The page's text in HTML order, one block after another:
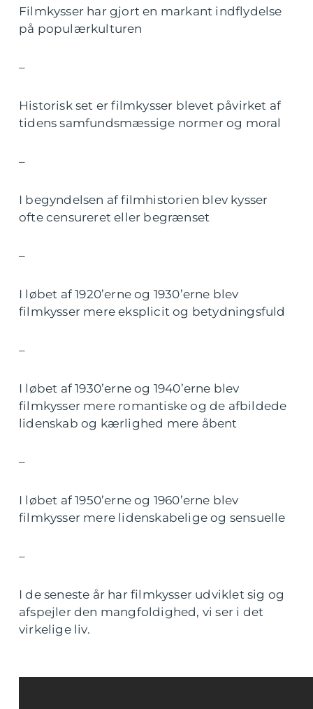
Filmkysser har gjort en markant indflydelse
på populærkulturen
–
Historisk set er filmkysser blevet påvirket af
tidens samfundsmæssige normer og moral
–
I begyndelsen af filmhistorien blev kysser
ofte censureret eller begrænset
–
I løbet af 1920’erne og 1930’erne blev
filmkysser mere eksplicit og betydningsfuld
–
I løbet af 1930’erne og 1940’erne blev
filmkysser mere romantiske og de afbildede
lidenskab og kærlighed mere åbent
–
I løbet af 1950’erne og 1960’erne blev
filmkysser mere lidenskabelige og sensuelle
–
I de seneste år har filmkysser udviklet sig og
afspejler den mangfoldighed, vi ser i det
virkelige liv.